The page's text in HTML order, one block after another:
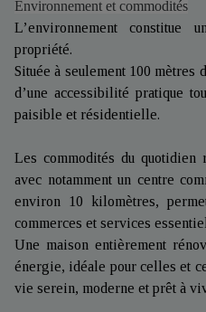
Environnement et commodités
L’environnement constitue
propriété.
Située à seulement 100 mètres
d’une accessibilité pratique
paisible et résidentielle.
Les commodités du quotidien
avec notamment un centre
environ 10 kilomètres,
commerces et services
Une maison entièrement
énergie, idéale pour celles et
vie serein, moderne et prêt à